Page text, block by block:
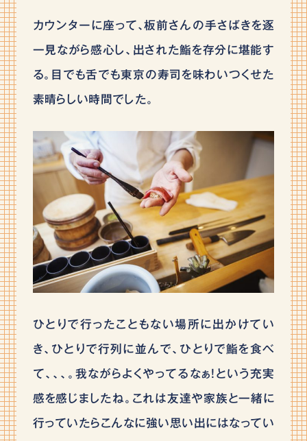
カウンターに座って､板前さんの手さばきを逐
一見ながら感心し、出された鮨を存分に堪能す
る。目でも舌でも東京の寿司を味わいつくせた
素晴らしい時間でした。
ひとりで行ったこともない場所に出かけてい
き、ひとりで行列に並んで、ひとりで鮨を食べ
て、、、。我ながらよくやってるなぁ！という充実
感を感じましたね。これは友達や家族と一緒に
行っていたらこんなに強い思い出にはなってい